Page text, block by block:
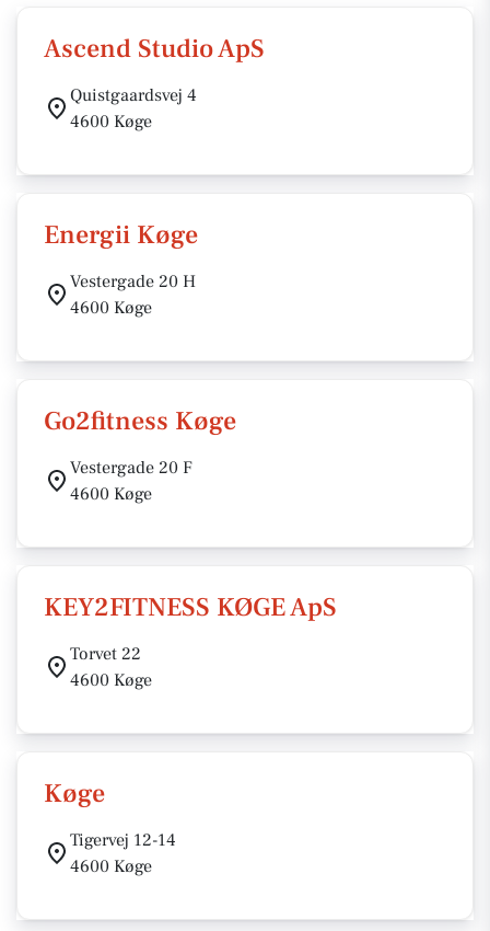
Ascend Studio ApS
Quistgaardsvej 4
4600 Køge
Energii Køge
Vestergade 20 H
4600 Køge
Go2fitness Køge
Vestergade 20 F
4600 Køge
KEY2FITNESS KØGE ApS
Torvet 22
4600 Køge
Køge
Tigervej 12-14
4600 Køge